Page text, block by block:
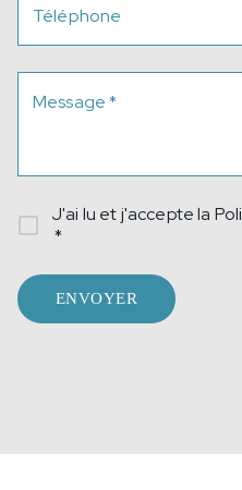
Téléphone
Message *
J'ai lu et j'accepte la
*
ENVOYER